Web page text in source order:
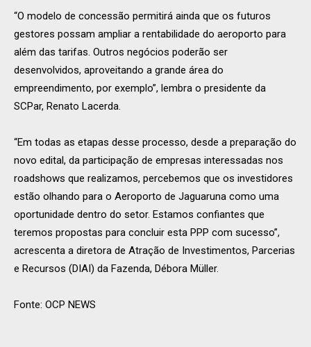
“O modelo de concessão permitirá ainda que os futuros
gestores possam ampliar a rentabilidade do aeroporto para
além das tarifas. Outros negócios poderão ser
desenvolvidos, aproveitando a grande área do
empreendimento, por exemplo”, lembra o presidente da
SCPar, Renato Lacerda.
“Em todas as etapas desse processo, desde a preparação do
novo edital, da participação de empresas interessadas nos
roadshows que realizamos, percebemos que os investidores
estão olhando para o Aeroporto de Jaguaruna como uma
oportunidade dentro do setor. Estamos confiantes que
teremos propostas para concluir esta PPP com sucesso”,
acrescenta a diretora de Atração de Investimentos, Parcerias
e Recursos (DIAI) da Fazenda, Débora Müller.
Fonte: OCP NEWS